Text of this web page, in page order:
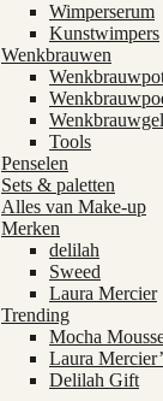
Wimperserum
Kunstwimpers
Wenkbrauwen
Wenkbrauwgel
Tools
Penselen
Sets & paletten
Alles van Make-up
Merken
delilah
Sweed
Laura Mercier
Trending
Mocha
Laura
Delilah Gift